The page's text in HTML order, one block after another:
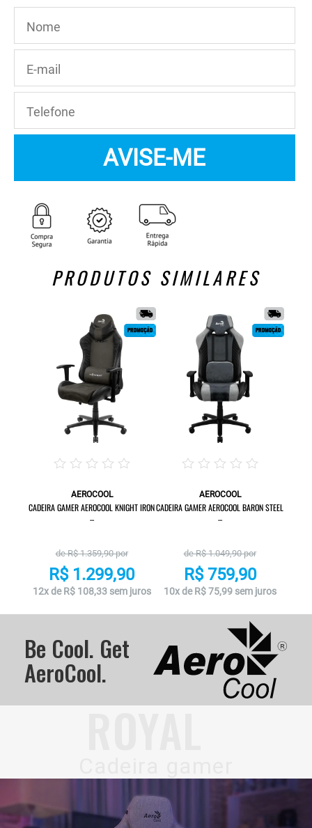
AVISE-ME
PRODUTOS SIMILARES
AEROCOOL
CADEIRA GAMER AEROCOOL KNIGHT IRON
...
de R$1.359,90por
R$ 1.299,90
12x de R$ 108,33 sem juros
AEROCOOL
CADEIRA GAMER AEROCOOL BARON STEEL
...
de R$1.049,90por
R$ 759,90
10x de R$ 75,99 sem juros